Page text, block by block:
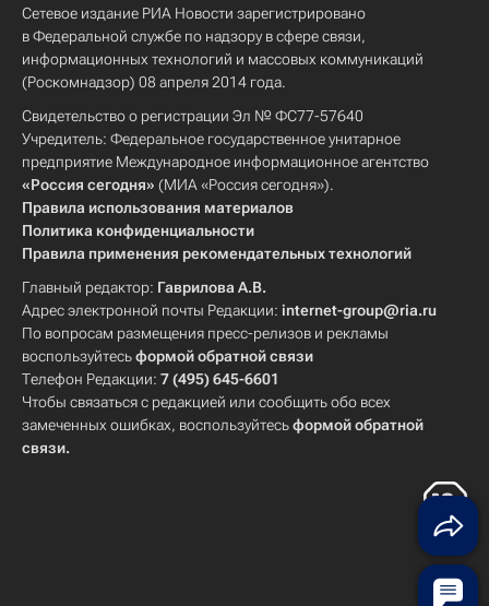
Сетевое издание РИА Новости зарегистрировано
в Федеральной службе по надзору в сфере связи,
информационных технологий и массовых коммуникаций
(Роскомнадзор) 08 апреля 2014 года.
Свидетельство о регистрации Эл № ФС77-57640
Учредитель: Федеральное государственное унитарное
предприятие Международное информационное агентство
«Россия сегодня» (МИА «Россия сегодня»).
Правила использования материалов
Политика конфиденциальности
Правила применения рекомендательных технологий
Главный редактор: Гаврилова А.В.
Адрес электронной почты Редакции: internet-group@ria.ru
По вопросам размещения пресс-релизов и рекламы
воспользуйтесьформой обратной связи
Телефон Редакции: 7 (495) 645-6601
Чтобы связаться с редакцией или сообщить обо всех
замеченных ошибках, воспользуйтесьформой обратной
связи.